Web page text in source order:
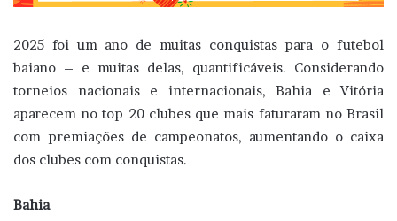
2025 foi um ano de muitas conquistas para o futebol
baiano – e muitas delas, quantificáveis. Considerando
torneios nacionais e internacionais, Bahia e Vitória
aparecem no top 20 clubes que mais faturaram no Brasil
com premiações de campeonatos, aumentando o caixa
dos clubes com conquistas.
Bahia